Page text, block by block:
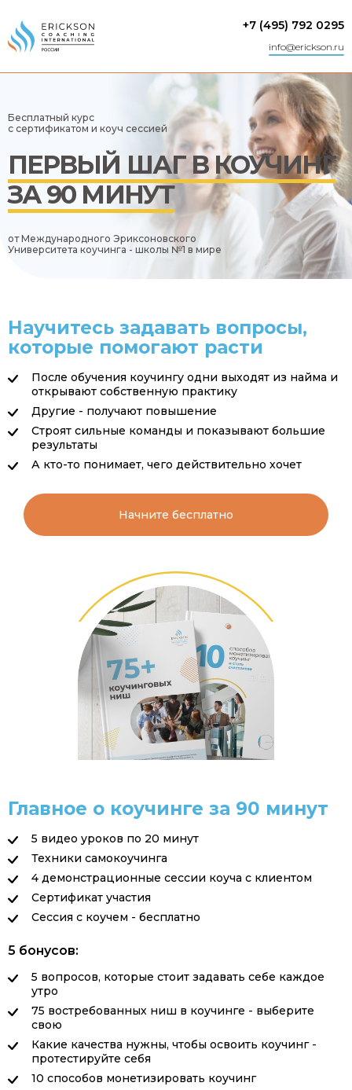
+7 (495) 792 0295
info@erickson.ru
Бесплатный курс
с сертификатом и коуч сессией
ПЕРВЫЙ ШАГ В КОУЧИНГ
ЗА 90 МИНУТ
от Международного Эриксоновского
Университета коучинга - школы №1 в мире
Научитесь задавать вопросы,
которые помогают расти
После обучения коучингу одни выходят из найма и
открывают собственную практику
Другие - получают повышение
Строят сильные команды и показывают большие
результаты
А кто-то понимает, чего действительно хочет
Начните бесплатно
Главное о коучинге за 90 минут
5 видео уроков по 20 минут
Техники самокоучинга
4 демонстрационные сессии коуча с клиентом
Сертификат участия
Сессия с коучем - бесплатно
5 бонусов:
5 вопросов, которые стоит задавать себе каждое
утро
75 востребованных ниш в коучинге - выберите
свою
Какие качества нужны, чтобы освоить коучинг -
протестируйте себя
10 способов монетизировать коучинг